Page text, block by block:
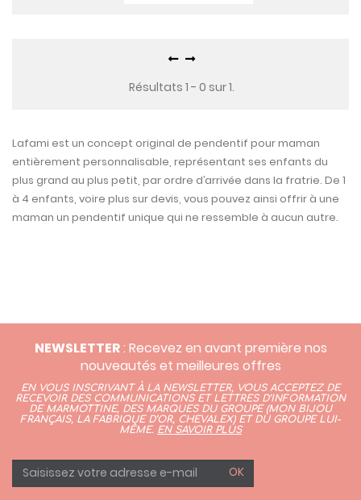
Résultats 1 - 0 sur 1.
Lafami est un concept original de pendentif pour maman
entièrement personnalisable, représentant ses enfants du
plus grand au plus petit, par ordre d’arrivée dans la fratrie. De 1
à 4 enfants, voire plus sur devis, vous pouvez ainsi offrir à une
maman un pendentif unique qui ne ressemble à aucun autre.
NEWSLETTER: Recevez en avant première nos
nouveautés et meilleures offres
EN VOUS INSCRIVANT À LA NEWSLETTER, VOUS ACCEPTEZ DE
RECEVOIR DES COMMUNICATIONS ET LETTRES D’INFORMATION
DE MARMOTTINE, DES MARQUES DU GROUPE (MON BIJOU
FRANÇAIS, LA FABRIQUE D’OR, CHEVALEX)ET DU GROUPE LUI-
MÊME. EN SAVOIR PLUS
OK